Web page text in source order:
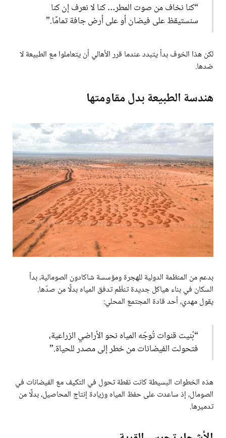
“كنا نخاف من صوت المطر… كنا لا نعرف إن كنا
سنستيقظ على فيضان أو على أرض جافة تمامًا.”
لكن هذا الخوف بدأ يتبدد عندما قرر الأهالي أن يتعاملوا مع الطبيعة لا
ضدها.
هندسة الطبيعة بدل مقاومتها
بدعم من المنظمة الدولية للهجرة ومؤسسة شاكادون الصومالية، بدأ
السكان في بناء هياكل جديدة تنظّم تدفق المياه بدلًا من صدّها.
يقول مهدي، أحد قادة المجتمع المحلي:
“بُنيت قنوات تُوجّه المياه نحو الأراضي الزراعية،
فتحولت الفيضانات من خطر إلى مصدر للحياة.”
هذه الخطوات البسيطة كانت نقطة تحول في التكيف مع الفيضانات في
الصومال، إذ ساعدت على حفظ المياه وزيادة إنتاج المحاصيل، بدلًا من
تدميرها.